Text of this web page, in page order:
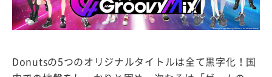
Donutsの5つのオリジナルタイトルは全て黒字化！国